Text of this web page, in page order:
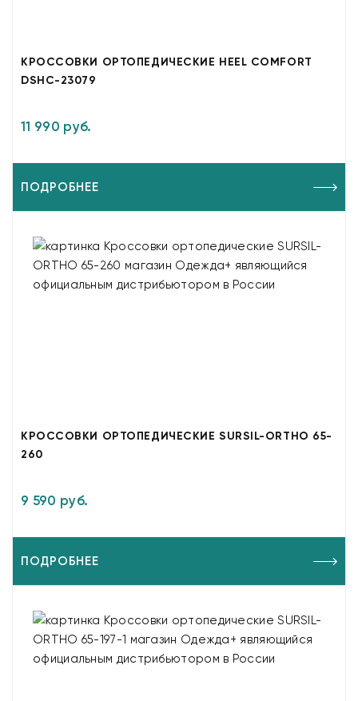
КРОССОВКИ ОРТОПЕДИЧЕСКИЕ HEEL COMFORT
DSHC-23079
11 990 руб.
ПОДРОБНЕЕ
КРОССОВКИ ОРТОПЕДИЧЕСКИЕ SURSIL-ORTHO 65-
260
9 590 руб.
ПОДРОБНЕЕ